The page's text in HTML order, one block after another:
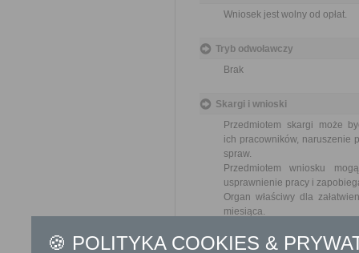
Wniosek jest wolny od opłat.
Tryb odwoławczy
Brak
Skargi i wnioski
Przedmiotem skargi może
ich pracowników, naruszenie
spraw.
Przedmiotem wniosku
usprawnienie pracy i
Organ właściwy dla
miesiąca.
Podstawa prawna
🍪 POLITYKA COOKIES &